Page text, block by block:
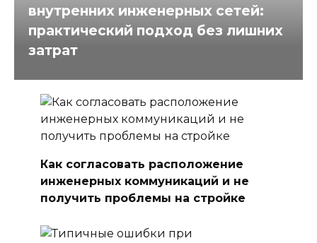
внутренних инженерных сетей:
практический подход без лишних
затрат
Как согласовать расположение
инженерных коммуникаций и не
получить проблемы на стройке